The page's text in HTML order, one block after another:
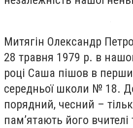
Митягін Олександр
28 травня 1979 р. в
році Саша пішов в
середньої школи № 18.
порядний, чесний –
пам’ятають його вчителі